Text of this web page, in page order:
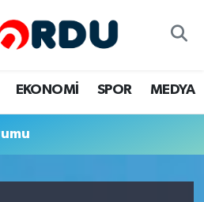
EKONOMİ SPOR MEDYA